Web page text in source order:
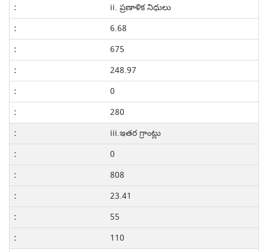
ii. ప్రణాళిక నిధులు
6.68
675
248.97
0
280
iii.ఇతర గ్రాంట్లు
0
808
23.41
55
110